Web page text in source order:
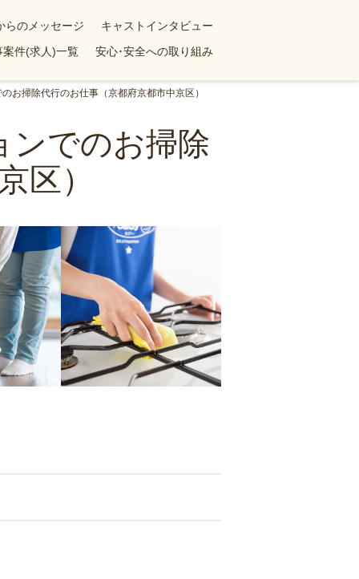
らのメッセージ
キャストインタビュー
案件(求人)一覧 安心･安全への取り組み
お掃除代行のお仕事（京都府京都市中京区）
ンでのお掃除
区）